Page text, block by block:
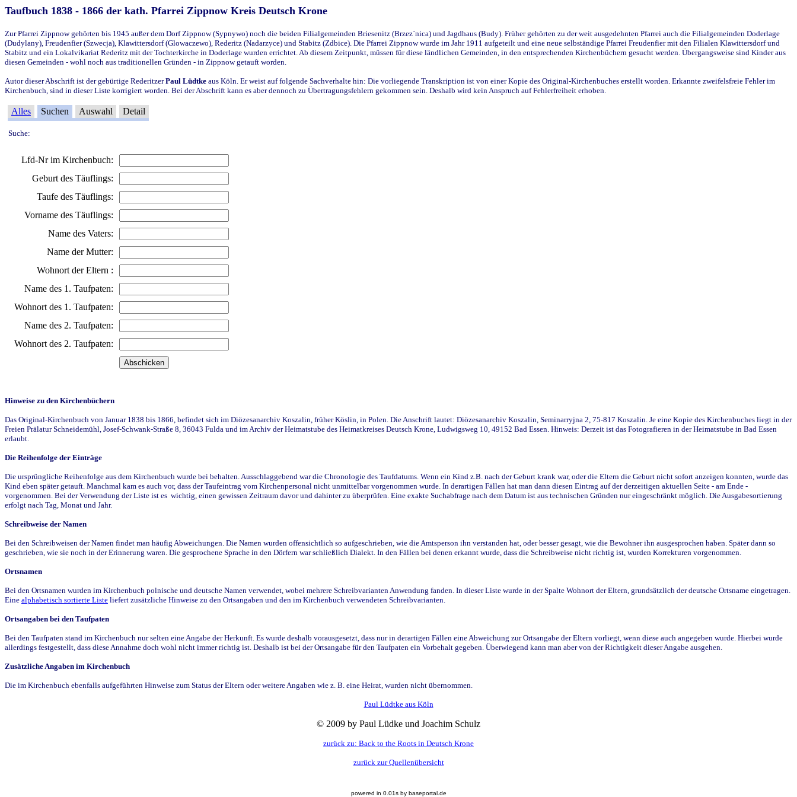
Taufbuch 1838 - 1866 der kath. Pfarrei Zippnow Kreis Deutsch Krone
Zur Pfarrei Zippnow gehörten bis 1945 außer dem Dorf Zippnow (Sypnywo) noch die beiden Filialgemeinden Briesenitz (Brzez`nica) und Jagdhaus (Budy). Früher gehörten zu der weit ausgedehnten Pfarrei auch die Filialgemeinden Doderlage
(Dudylany), Freudenfier (Szwecja), Klawittersdorf (Glowaczewo), Rederitz (Nadarzyce) und Stabitz (Zdbice). Die Pfarrei Zippnow wurde im Jahr 1911 aufgeteilt und eine neue selbständige Pfarrei Freudenfier mit den Filialen Klawittersdorf und
Stabitz und ein Lokalvikariat Rederitz mit der Tochterkirche in Doderlage wurden errichtet. Ab diesem Zeitpunkt, müssen für diese ländlichen Gemeinden, in den entsprechenden Kirchenbüchern gesucht werden. Übergangsweise sind Kinder aus
diesen Gemeinden - wohl noch aus traditionellen Gründen - in Zippnow getauft worden.
Autor dieser Abschrift ist der gebürtige RederitzerPaul Lüdtke aus Köln. Er weist auf folgende Sachverhalte hin: Die vorliegende Transkription ist von einer Kopie des Original-Kirchenbuches erstellt worden. Erkannte zweifelsfreie Fehler im
Kirchenbuch, sind in dieser Liste korrigiert worden. Bei der Abschrift kann es aber dennoch zu Übertragungsfehlern gekommen sein. Deshalb wird kein Anspruch auf Fehlerfreiheit erhoben.
Alles Suchen Auswahl Detail
Suche:
Lfd-Nr im Kirchenbuch:
Geburt des Täuflings:
Taufe des Täuflings:
Vorname des Täuflings:
Name des Vaters:
Name der Mutter:
Wohnort der Eltern :
Name des 1. Taufpaten:
Wohnort des 1. Taufpaten:
Name des 2. Taufpaten:
Wohnort des 2. Taufpaten:
Hinweise zu den Kirchenbüchern
Das Original-Kirchenbuch von Januar 1838 bis 1866, befindet sich im Diözesanarchiv Koszalin, früher Köslin, in Polen. Die Anschrift lautet: Diözesanarchiv Koszalin, Seminarryjna 2, 75-817 Koszalin. Je eine Kopie des Kirchenbuches liegt in der
Freien Prälatur Schneidemühl, Josef-Schwank-Straße 8, 36043 Fulda und im Archiv der Heimatstube des Heimatkreises Deutsch Krone, Ludwigsweg 10, 49152 Bad Essen. Hinweis: Derzeit ist das Fotografieren in der Heimatstube in Bad Essen
erlaubt.
Die Reihenfolge der Einträge
Die ursprüngliche Reihenfolge aus dem Kirchenbuch wurde bei behalten. Ausschlaggebend war die Chronologie des Taufdatums. Wenn ein Kind z.B. nach der Geburt krank war, oder die Eltern die Geburt nicht sofort anzeigen konnten, wurde das
Kind eben später getauft. Manchmal kam es auch vor, dass der Taufeintrag vom Kirchenpersonal nicht unmittelbar vorgenommen wurde. In derartigen Fällen hat man dann diesen Eintrag auf der derzeitigen aktuellen Seite - am Ende -
vorgenommen. Bei der Verwendung der Liste ist es wichtig, einen gewissen Zeitraum davor und dahinter zu überprüfen. Eine exakte Suchabfrage nach dem Datum ist aus technischen Gründen nur eingeschränkt möglich. Die Ausgabesortierung
erfolgt nach Tag, Monat und Jahr.
Schreibweise der Namen
Bei den Schreibweisen der Namen findet man häufig Abweichungen. Die Namen wurden offensichtlich so aufgeschrieben, wie die Amtsperson ihn verstanden hat, oder besser gesagt, wie die Bewohner ihn ausgesprochen haben. Später dann so
geschrieben, wie sie noch in der Erinnerung waren. Die gesprochene Sprache in den Dörfern war schließlich Dialekt. In den Fällen bei denen erkannt wurde, dass die Schreibweise nicht richtig ist, wurden Korrekturen vorgenommen.
Ortsnamen
Bei den Ortsnamen wurden im Kirchenbuch polnische und deutsche Namen verwendet, wobei mehrere Schreibvarianten Anwendung fanden. In dieser Liste wurde in der Spalte Wohnort der Eltern, grundsätzlich der deutsche Ortsname eingetragen.
Eine alphabetisch sortierte Liste liefert zusätzliche Hinweise zu den Ortsangaben und den im Kirchenbuch verwendeten Schreibvarianten.
Ortsangaben bei den Taufpaten
Bei den Taufpaten stand im Kirchenbuch nur selten eine Angabe der Herkunft. Es wurde deshalb vorausgesetzt, dass nur in derartigen Fällen eine Abweichung zur Ortsangabe der Eltern vorliegt, wenn diese auch angegeben wurde. Hierbei wurde
allerdings festgestellt, dass diese Annahme doch wohl nicht immer richtig ist. Deshalb ist bei der Ortsangabe für den Taufpaten ein Vorbehalt gegeben. Überwiegend kann man aber von der Richtigkeit dieser Angabe ausgehen.
Zusätzliche Angaben im Kirchenbuch
Die im Kirchenbuch ebenfalls aufgeführten Hinweise zum Status der Eltern oder weitere Angaben wie z. B. eine Heirat, wurden nicht übernommen.
Paul Lüdtke aus Köln
© 2009 by Paul Lüdke und Joachim Schulz
zurück zu: Back to the Roots in Deutsch Krone
zurück zur Quellenübersicht
powered in 0.01s by baseportal.de